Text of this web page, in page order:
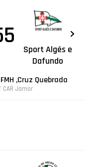
Sport Algés e
Dafundo
,Cruz Quebrada
CAR Jamor